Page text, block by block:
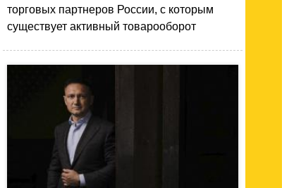
торговых партнеров России, с которым
существует активный товарооборот